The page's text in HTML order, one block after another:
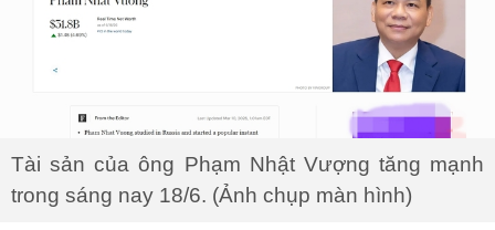
Tài sản của ông Phạm Nhật Vượng tăng mạnh
trong sáng nay 18/6. (Ảnh chụp màn hình)